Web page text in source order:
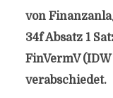
von
34f Absatz 1
FinVermV
verabschiedet.